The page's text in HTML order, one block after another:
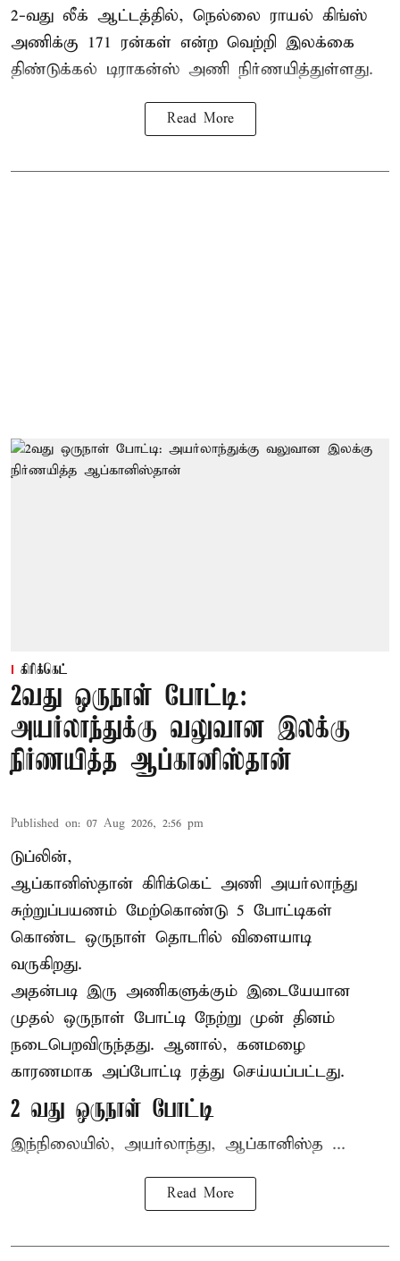
2-வது லீக் ஆட்டத்தில், நெல்லை ராயல் கிங்ஸ்
அணிக்கு 171 ரன்கள் என்ற வெற்றி இலக்கை
திண்டுக்கல் டிராகன்ஸ் அணி நிர்ணயித்துள்ளது.
Read More
கிரிக்கெட்
2வது ஒருநாள் போட்டி:
அயர்லாந்துக்கு வலுவான இலக்கு
நிர்ணயித்த ஆப்கானிஸ்தான்
Published on: 07 Aug 2026, 2:56 pm
டுப்லின்,
ஆப்கானிஸ்தான் கிரிக்கெட் அணி அயர்லாந்து
சுற்றுப்பயணம் மேற்கொண்டு 5 போட்டிகள்
கொண்ட ஒருநாள் தொடரில் விளையாடி
வருகிறது.
அதன்படி இரு அணிகளுக்கும் இடையேயான
முதல் ஒருநாள் போட்டி நேற்று முன் தினம்
நடைபெறவிருந்தது. ஆனால், கனமழை
காரணமாக அப்போட்டி ரத்து செய்யப்பட்டது.
2 வது ஒருநாள் போட்டி
இந்நிலையில், அயர்லாந்து, ஆப்கானிஸ்த ...
Read More